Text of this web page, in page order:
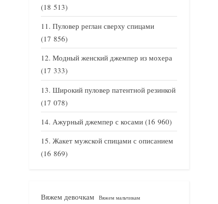
(18 513)
Пуловер реглан сверху спицами
(17 856)
Модный женский джемпер из мохера
(17 333)
Широкий пуловер патентной резинкой
(17 078)
Ажурный джемпер с косами (16 960)
Жакет мужской спицами с описанием
(16 869)
Вяжем девочкам Вяжем мальчикам